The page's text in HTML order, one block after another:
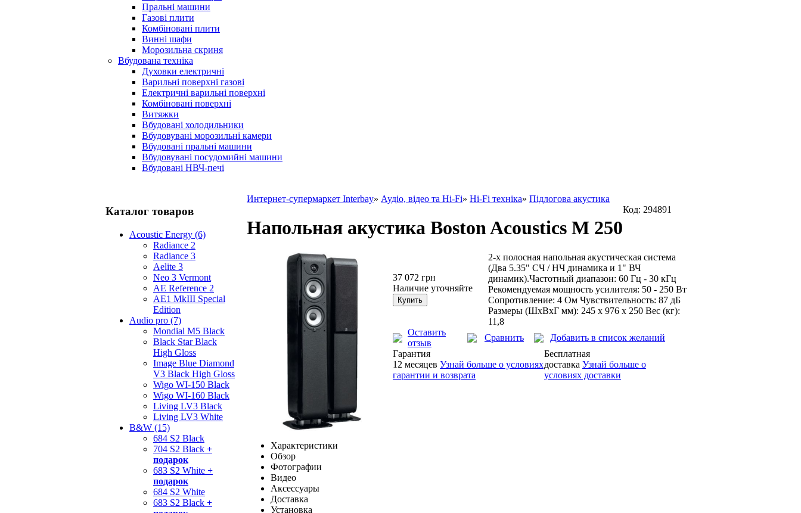
Пральні машини
Газові плити
Комбіновані плити
Винні шафи
Морозильна скриня
Вбудована техніка
Духовки електричні
Варильні поверхні газові
Електричні варильні поверхні
Комбіновані поверхні
Витяжки
Вбудовані холодильники
Вбудовувані морозильні камери
Вбудовані пральні машини
Вбудовувані посудомийні машини
Вбудовані НВЧ-печі
Каталог товаров
Acoustic Energy (6)
Radiance 2
Radiance 3
Aelite 3
Neo 3 Vermont
AE Reference 2
AE1 MkIII Special
Edition
Audio pro (7)
Mondial M5 Black
Black Star Black
High Gloss
Image Blue Diamond
V3 Black High Gloss
Wigo WI-150 Black
Wigo WI-160 Black
Living LV3 Black
Living LV3 White
B&W (15)
684 S2 Black
704 S2 Black +
подарок
683 S2 White +
подарок
684 S2 White
683 S2 Black +
Интернет-супермаркет Interbay» Аудіо, відео та Hi-Fi» Hi-Fi техніка» Підлогова акустика
Напольная акустика Boston Acoustics M 250
Код: 294891
37 072 грн
Наличие уточняйте
2-х полосная напольная акустическая система
(Два 5.35" СЧ / НЧ динамика и 1" ВЧ
динамик).Частотный диапазон: 60 Гц - 30 кГц
Рекомендуемая мощность усилителя: 50 - 250 Вт
Сопротивление: 4 Ом Чувствительность: 87 дБ
Размеры (ШхВхГ мм): 245 х 976 х 250 Вес (кг):
11,8
Оставить
отзыв
Сравнить
Добавить в список желаний
Гарантия
12 месяцев Узнай больше о условиях
гарантии и возврата
Бесплатная
доставка Узнай больше о
условиях доставки
Характеристики
Обзор
Фотографии
Видео
Аксессуары
Доставка
Установка